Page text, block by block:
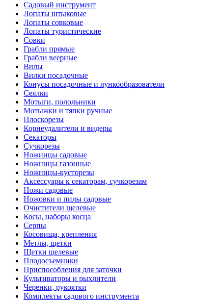
Садовый инструмент
Лопаты штыковые
Лопаты совковые
Лопаты туристические
Совки
Грабли прямые
Грабли веерные
Вилы
Вилки посадочные
Конусы посадочные и лункообразователи
Сеялки
Мотыги, полольники
Мотыжки и тяпки ручные
Плоскорезы
Корнеудалители и видеры
Секаторы
Сучкорезы
Ножницы садовые
Ножницы газонные
Ножницы-кусторезы
Аксессуары к секаторам, сучкорезам
Ножи садовые
Ножовки и пилы садовые
Очистители щелевые
Косы, наборы косца
Серпы
Косовища, крепления
Метлы, щетки
Щетки щелевые
Плодосъемники
Приспособления для заточки
Культиваторы и рыхлители
Черенки, рукоятки
Комплекты садового инструмента